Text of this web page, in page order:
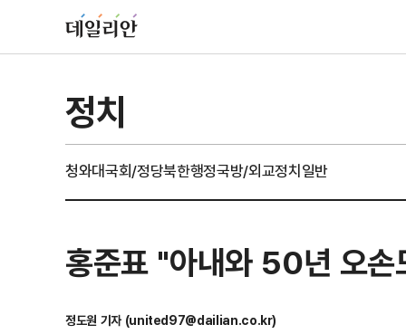
정치
청와대국회/정당북한행정국방/외교정치일반
홍준표 "아내와 50년 오
정도원 기자 (united97@dailian.co.kr)